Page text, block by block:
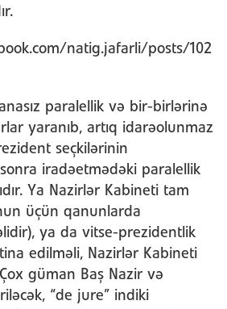
natig.jafarli/posts/102
paralellik və bir-birlərinə
yaranıb, artıq idarəolunmaz
seçkilərinin
iradəetmədəki paralellik
Ya Nazirlər Kabineti tam
üçün qanunlarda
ya da vitse-prezidentlik
edilməli, Nazirlər Kabineti
güman Baş Nazir və
“de jure” indiki